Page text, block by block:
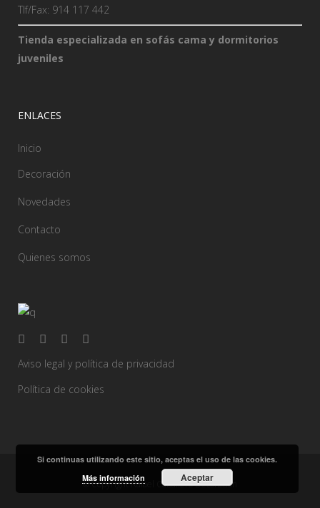
Tlf/Fax: 914 117 442
Tienda especializada en sofás cama y dormitorios
juveniles
ENLACES
Inicio
Decoración
Novedades
Contacto
Quienes somos
Aviso legal y política de privacidad
Política de cookies
© Copyright Rafael Caballero Decoración
Si continuas utilizando este sitio, aceptas el uso de las cookies.
Más información
Aceptar